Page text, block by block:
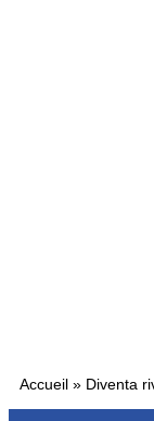
Accueil » Diventa